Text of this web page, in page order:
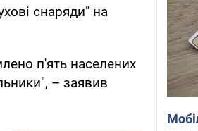
снаряди" на
п'ять населених
– заявив